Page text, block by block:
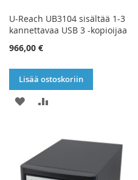
U-Reach UB3104 sisältää 1-3
kannettavaa USB 3 -kopioijaa
966,00 €
Lisää ostoskoriin
LISÄÄ